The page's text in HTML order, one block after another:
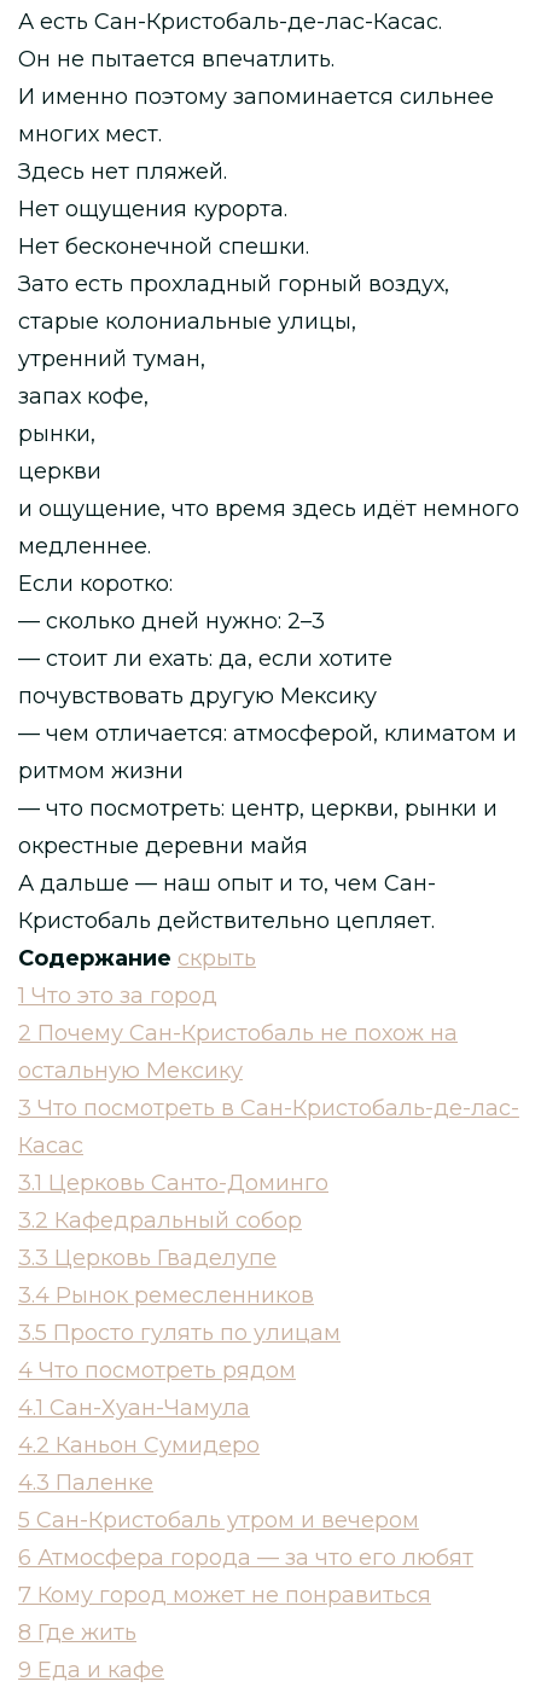
А есть Сан-Кристобаль-де-лас-Касас.
Он не пытается впечатлить.
И именно поэтому запоминается сильнее
многих мест.
Здесь нет пляжей.
Нет ощущения курорта.
Нет бесконечной спешки.
Зато есть прохладный горный воздух,
старые колониальные улицы,
утренний туман,
запах кофе,
рынки,
церкви
и ощущение, что время здесь идёт немного
медленнее.
Если коротко:
— сколько дней нужно: 2–3
— стоит ли ехать: да, если хотите
почувствовать другую Мексику
— чем отличается: атмосферой, климатом и
ритмом жизни
— что посмотреть: центр, церкви, рынки и
окрестные деревни майя
А дальше — наш опыт и то, чем Сан-
Кристобаль действительно цепляет.
Содержание скрыть
1 Что это за город
2 Почему Сан-Кристобаль не похож на
остальную Мексику
3 Что посмотреть в Сан-Кристобаль-де-лас-
Касас
3.1 Церковь Санто-Доминго
3.2 Кафедральный собор
3.3 Церковь Гваделупе
3.4 Рынок ремесленников
3.5 Просто гулять по улицам
4 Что посмотреть рядом
4.1 Сан-Хуан-Чамула
4.2 Каньон Сумидеро
4.3 Паленке
5 Сан-Кристобаль утром и вечером
6 Атмосфера города — за что его любят
7 Кому город может не понравиться
8 Где жить
9 Еда и кафе